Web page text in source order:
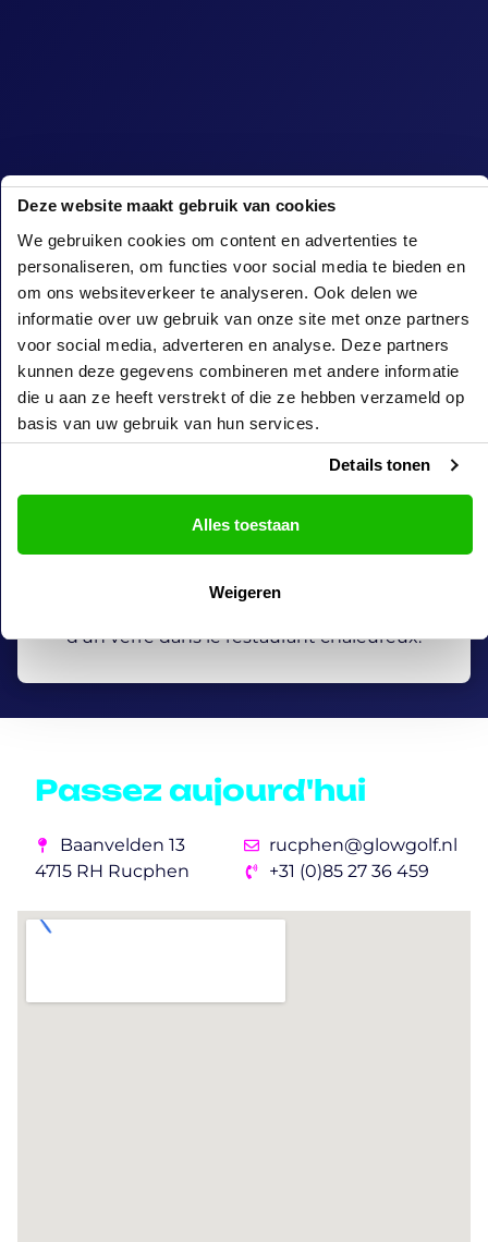
Deze website maakt gebruik van cookies
We gebruiken cookies om content en advertenties te
personaliseren, om functies voor social media te bieden en
om ons websiteverkeer te analyseren. Ook delen we
informatie over uw gebruik van onze site met onze partners
voor social media, adverteren en analyse. Deze partners
kunnen deze gegevens combineren met andere informatie
die u aan ze heeft verstrekt of die ze hebben verzameld op
basis van uw gebruik van hun services.
Details tonen
Alles toestaan
Weigeren
GlowGolf® Rucphen fait partie de
SnowWorld Rucphen – l’endroit idéal pour
une journée bien remplie. Frappez
quelques balles sur le parcours glow-in-the-
dark de 18 trous et vivez une aventure
glaciale en Antarctique. Faites rouler votre
balle devant des ours polaires et des
mammouth. Envie de prolonger le plaisir ?
d’un verre dans le restaurant chaleureux.
Passez aujourd'hui
Baanvelden 13
4715 RH Rucphen
rucphen@glowgolf.nl
+31 (0)85 27 36 459